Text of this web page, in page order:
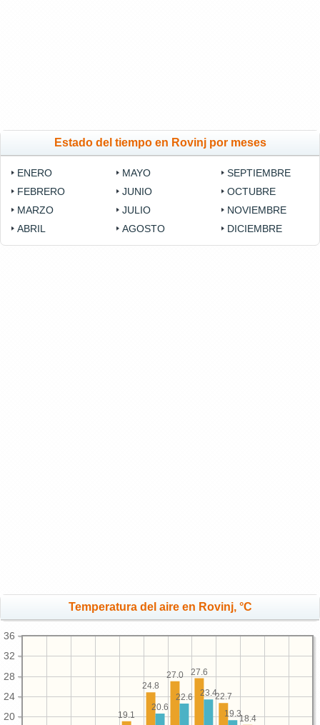
Estado del tiempo en Rovinj por meses
ENERO
FEBRERO
MARZO
ABRIL
MAYO
JUNIO
JULIO
AGOSTO
SEPTIEMBRE
OCTUBRE
NOVIEMBRE
DICIEMBRE
Temperatura del aire en Rovinj, °C
20
24
28
32
36
18.4
22.7
27.6
27.0
24.8
19.1 19.3
23.4
22.6
20.6